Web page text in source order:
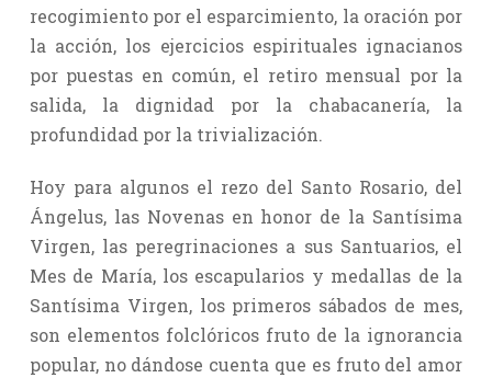
recogimiento por el esparcimiento, la oración por
la acción, los ejercicios espirituales ignacianos
por puestas en común, el retiro mensual por la
salida, la dignidad por la chabacanería, la
profundidad por la trivialización.
Hoy para algunos el rezo del Santo Rosario, del
Ángelus, las Novenas en honor de la Santísima
Virgen, las peregrinaciones a sus Santuarios, el
Mes de María, los escapularios y medallas de la
Santísima Virgen, los primeros sábados de mes,
son elementos folclóricos fruto de la ignorancia
popular, no dándose cuenta que es fruto del amor